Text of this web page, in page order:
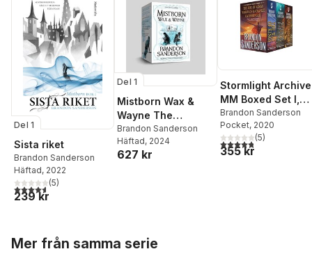
Del 1
Sista riket
Brandon Sanderson
Häftad, 2022
4,6utav 5 stjärnor. Totalt antal röster:
(5)
239 kr
Del 1
Mistborn Wax &
Wayne The
Complete Series
Brandon Sanderson
Häftad, 2024
627 kr
Stormlight Archive
MM Boxed Set I,
Books 1-3: The
of Kings, Words of
Radiance,
Oathbringer
Brandon Sanderson
Pocket, 2020
4,8utav 5 stjärnor.
(5)
355 kr
Mer från samma serie